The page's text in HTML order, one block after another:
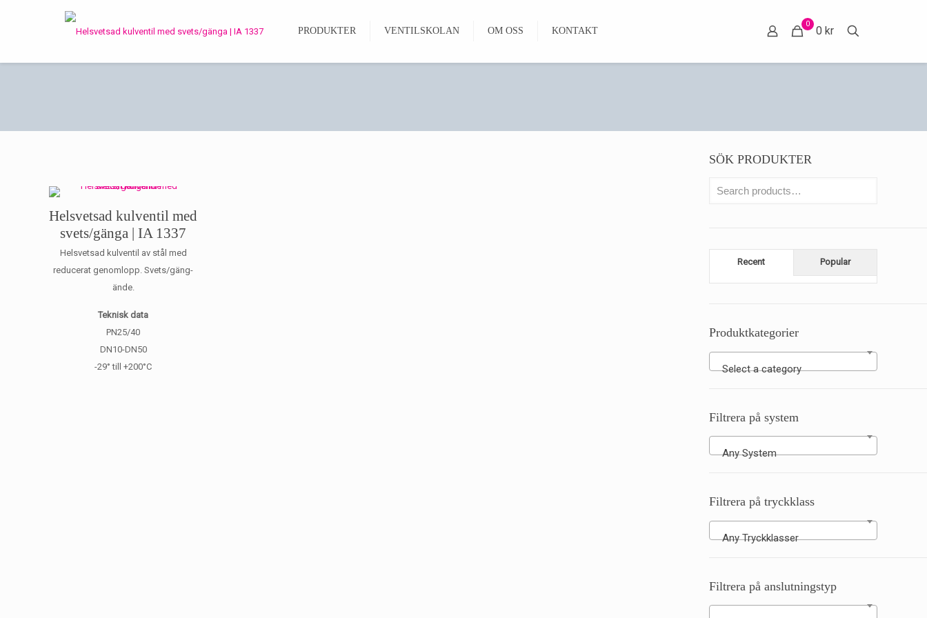
PRODUKTER VENTILSKOLAN OM OSS KONTAKT
0
0 kr
Helsvetsad kulventil med
svets/gänga | IA 1337
Helsvetsad kulventil av stål med
reducerat genomlopp. Svets/gäng-
ände.
Teknisk data
PN25/40
DN10-DN50
-29° till +200°C
SÖK PRODUKTER
Recent Popular
Produktkategorier
Select a category
Filtrera på system
Any System
Filtrera på tryckklass
Any Tryckklasser
Filtrera på anslutningstyp